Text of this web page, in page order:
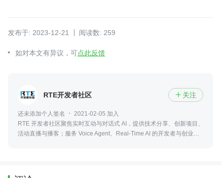
发布于: 2023-12-21 阅读数: 259
如对本文有异议，可点此反馈
RTE开发者社区  关注
还未添加个人签名
2021-02-05 加入
RTE 开发者社区聚焦实时互动与对话式 AI，提供技术分享、创新项目、
活动直播与播客；服务 Voice Agent、Real-Time AI 的开发者与创业